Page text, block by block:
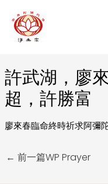
許武湖，廖
超，許勝富
廖來春臨命終時祈求阿彌
Post
navigation
← 前一篇WP Prayer